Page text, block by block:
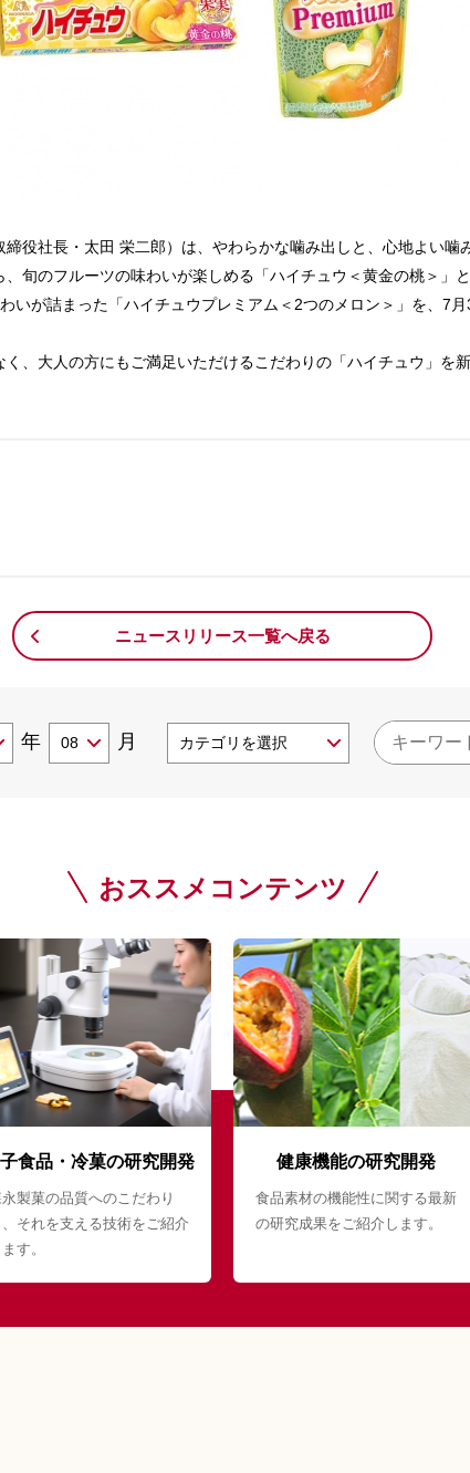
役社長・太田 栄二郎）は、やわらかな噛み出しと、心地よい噛
旬のフルーツの味わいが楽しめる「ハイチュウ＜黄金の桃＞」
いが詰まった「ハイチュウプレミアム＜2つのメロン＞」を、7
、大人の方にもご満足いただけるこだわりの「ハイチュウ」を
ニュースリリース一覧へ戻る
年 月
おススメコンテンツ
食品・冷菓の研究開発
製菓の品質へのこだわり
、それを支える技術をご紹介
ます。
健康機能の研究開発
食品素材の機能性に関する最新
の研究成果をご紹介します。